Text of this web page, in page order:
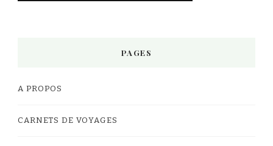
PAGES
A PROPOS
CARNETS DE VOYAGES